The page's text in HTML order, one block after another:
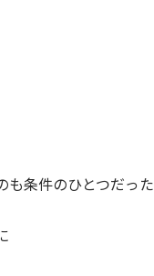
も条件のひとつだった